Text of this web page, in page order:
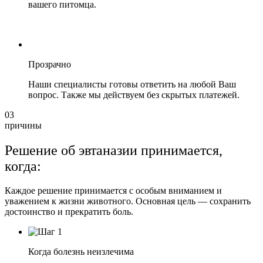
вашего питомца.
Прозрачно
Наши специалисты готовы ответить на любой Ваш
вопрос. Также мы действуем без скрытых платежей.
03
причины
Решение об эвтаназии принимается,
когда:
Каждое решение принимается с особым вниманием и
уважением к жизни животного. Основная цель — сохранить
достоинство и прекратить боль.
Когда болезнь неизлечима